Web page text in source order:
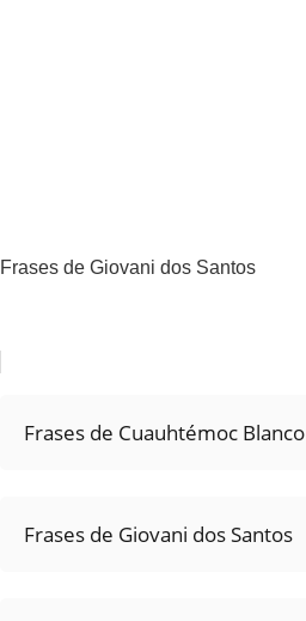
Frases de Giovani dos Santos
Frases de Cuauhtémoc Blanco
Frases de Giovani dos Santos